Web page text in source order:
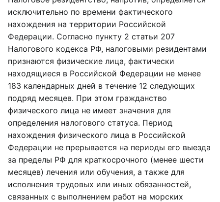
исключительно по времени фактического
нахождения на территории Российской
Федерации. Согласно пункту 2 статьи 207
Налогового кодекса РФ, налоговыми резидентами
признаются физические лица, фактически
находящиеся в Российской Федерации не менее
183 календарных дней в течение 12 следующих
подряд месяцев. При этом гражданство
физического лица не имеет значения для
определения налогового статуса. Период
нахождения физического лица в Российской
Федерации не прерывается на периоды его выезда
за пределы РФ для краткосрочного (менее шести
месяцев) лечения или обучения, а также для
исполнения трудовых или иных обязанностей,
связанных с выполнением работ на морских